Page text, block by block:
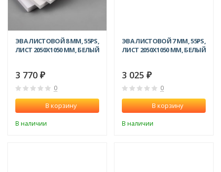
ЭВА ЛИСТОВОЙ 8 ММ, 55PS,
ЛИСТ 2050Х1050 ММ, БЕЛЫЙ
3 770 ₽
0
В корзину
В наличии
ЭВА ЛИСТОВОЙ 7 ММ, 55PS,
ЛИСТ 2050Х1050 ММ, БЕЛЫЙ
3 025 ₽
0
В корзину
В наличии